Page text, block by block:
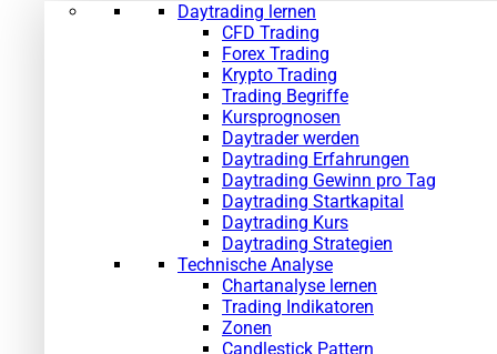
Daytrading lernen
CFD Trading
Forex Trading
Krypto Trading
Trading Begriffe
Kursprognosen
Daytrader werden
Daytrading Erfahrungen
Daytrading Gewinn pro Tag
Daytrading Startkapital
Daytrading Kurs
Daytrading Strategien
Technische Analyse
Chartanalyse lernen
Trading Indikatoren
Zonen
Candlestick Pattern